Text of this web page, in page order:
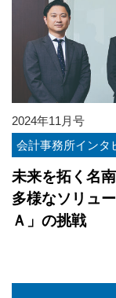
2024年11月号
会計事務所インタ
未来を拓く名
多様なソリュ
Ａ」の挑戦